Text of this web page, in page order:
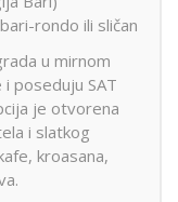
rondo ili sličan
u mirnom
poseduju SAT
je otvorena
i slatkog
kroasana,